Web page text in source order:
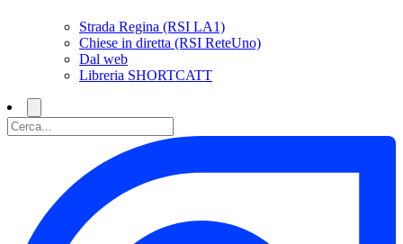
Strada Regina (RSI LA1)
Chiese in diretta (RSI ReteUno)
Dal web
Libreria SHORTCATT